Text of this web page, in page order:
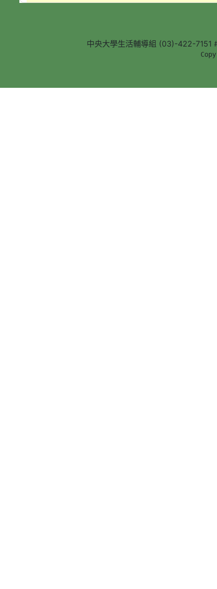
中央大學生活輔導組 (03)-422-7151